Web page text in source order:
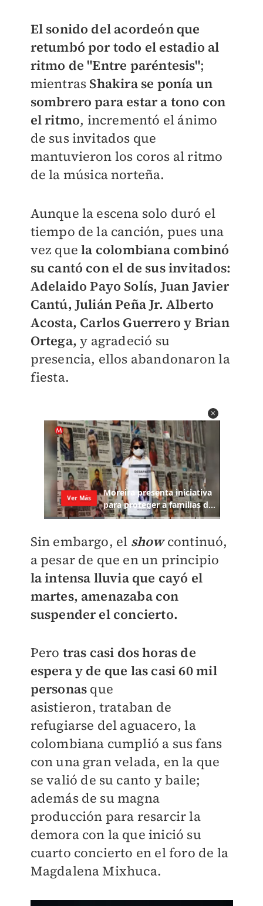
El sonido del acordeón que
retumbó por todo el estadio al
ritmo de "Entre paréntesis";
mientras Shakira se ponía un
sombrero para estar a tono con
el ritmo, incrementó el ánimo
de sus invitados que
mantuvieron los coros al ritmo
de la música norteña.
Aunque la escena solo duró el
tiempo de la canción, pues una
vez quela colombiana combinó
su cantó con el de sus invitados:
Adelaido Payo Solís, Juan Javier
Cantú, Julián Peña Jr. Alberto
Acosta, Carlos Guerrero y Brian
Ortega, y agradeció su
presencia, ellos abandonaron la
fiesta.
Sin embargo, el showcontinuó,
a pesar de que en un principio
la intensa lluvia que cayó el
martes, amenazaba con
suspender el concierto.
Pero tras casi dos horas de
espera y de que las casi 60 mil
personas que
asistieron, trataban de
refugiarse del aguacero, la
colombiana cumplió a sus fans
con una gran velada, en la que
se valió de su canto y baile;
además de su magna
producción para resarcir la
demora con la que inició su
cuarto concierto en el foro de la
Magdalena Mixhuca.